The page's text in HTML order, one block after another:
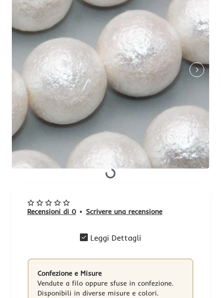
Leggi Dettagli
Confezione e Misure
Vendute a filo oppure sfuse in confezione.
Disponibili in diverse misure e colori.
Recensioni di 0 • Scrivere una recensione